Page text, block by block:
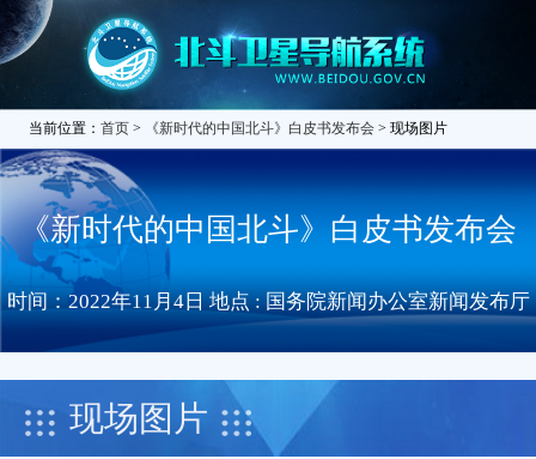
当前位置： 首页 > 《新时代的中国北斗》白皮书发布会 > 现场图片
《新时代的中国北斗》白皮书发布会
时间：2022年11月4日 地点 : 国务院新闻办公室新闻发布厅
现场图片